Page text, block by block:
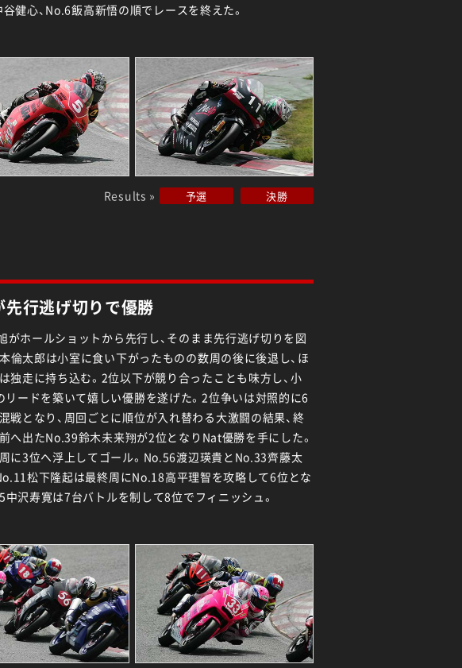
健心、No.6飯高新悟の順でレースを終えた。
Results » 予選 決勝
先行逃げ切りで優勝
がホールショットから先行し、そのまま先行逃げ切りを図
倫太郎は小室に食い下がったものの数周の後に後退し、ほ
独走に持ち込む。2位以下が競り合ったことも味方し、小
リードを築いて嬉しい優勝を遂げた。2位争いは対照的に6
戦となり、周回ごとに順位が入れ替わる大激闘の結果、終
へ出たNo.39鈴木未来翔が2位となりNat優勝を手にした。
に3位へ浮上してゴール。No.56渡辺瑛貴とNo.33齊藤太
松下隆起は最終周にNo.18高平理智を攻略して6位とな
中沢寿寛は7台バトルを制して8位でフィニッシュ。